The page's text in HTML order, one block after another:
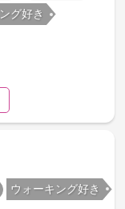
グ好き
ウォーキング好き